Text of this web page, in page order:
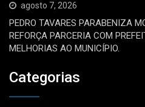
agosto 7, 2026
PEDRO TAVARES PARABENIZA
REFORÇA PARCERIA COM
MELHORIAS AO MUNICÍPIO.
Categorias